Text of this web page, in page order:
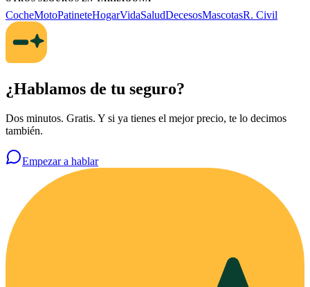
CocheMotoPatineteHogarVidaSaludDecesosMascotasR. Civil
¿Hablamos de tu seguro?
Dos minutos. Gratis. Y si ya tienes el mejor precio, te lo decimos
también.
Empezar a hablar